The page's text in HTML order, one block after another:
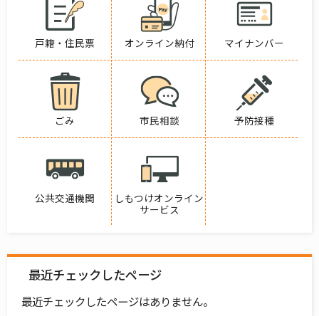
戸籍・住民票 オンライン納付 マイナンバー
ごみ 市民相談 予防接種
公共交通機関
しもつけオンライン
サービス
最近チェックしたページ
最近チェックしたページはありません。